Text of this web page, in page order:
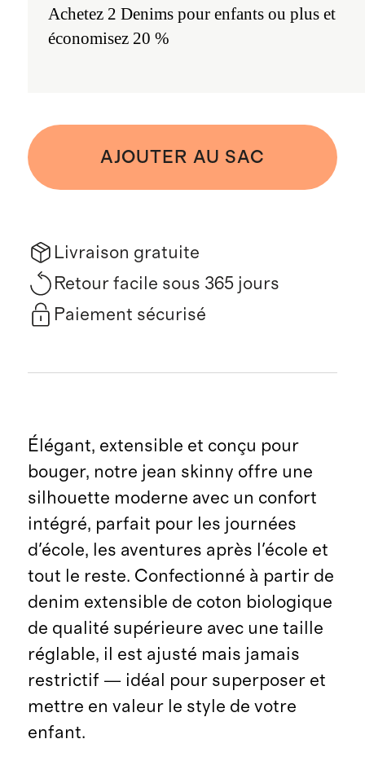
Achetez 2 Denims pour enfants ou plus et
économisez 20 %
AJOUTER AU SAC
Livraison gratuite
Retour facile sous 365 jours
Paiement sécurisé
Élégant, extensible et conçu pour
bouger, notre jean skinny offre une
silhouette moderne avec un confort
intégré, parfait pour les journées
d'école, les aventures après l'école et
tout le reste. Confectionné à partir de
denim extensible de coton biologique
de qualité supérieure avec une taille
réglable, il est ajusté mais jamais
restrictif — idéal pour superposer et
mettre en valeur le style de votre
enfant.